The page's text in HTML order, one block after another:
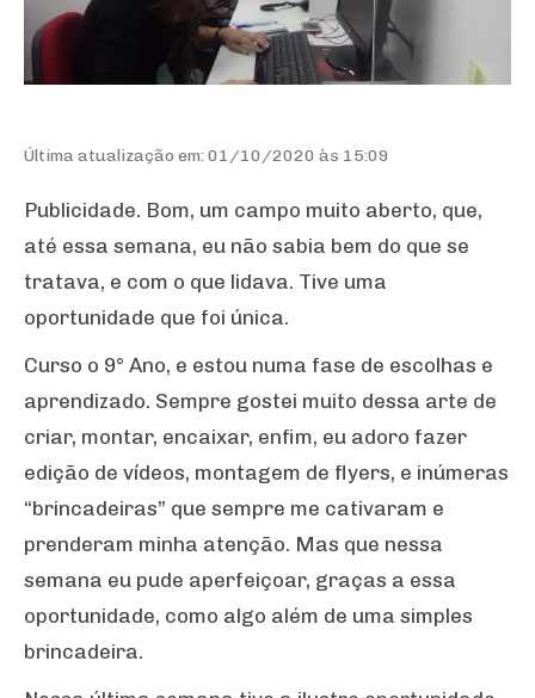
Última atualização em: 01/10/2020 às 15:09
Publicidade. Bom, um campo muito aberto, que,
até essa semana, eu não sabia bem do que se
tratava, e com o que lidava. Tive uma
oportunidade que foi única.
Curso o 9° Ano, e estou numa fase de escolhas e
aprendizado. Sempre gostei muito dessa arte de
criar, montar, encaixar, enfim, eu adoro fazer
edição de vídeos, montagem de flyers, e inúmeras
“brincadeiras” que sempre me cativaram e
prenderam minha atenção. Mas que nessa
semana eu pude aperfeiçoar, graças a essa
oportunidade, como algo além de uma simples
brincadeira.